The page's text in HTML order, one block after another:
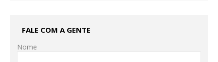
FALE COM A GENTE
Nome